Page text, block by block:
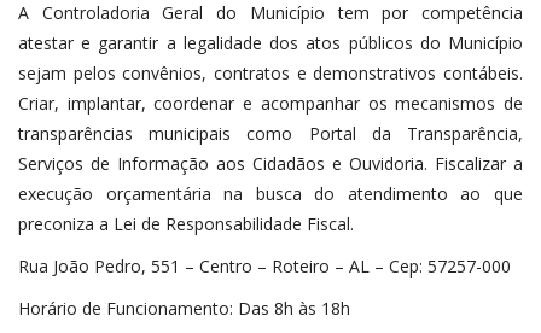
A Controladoria Geral do Município tem por competência
atestar e garantir a legalidade dos atos públicos do Município
sejam pelos convênios, contratos e demonstrativos contábeis.
Criar, implantar, coordenar e acompanhar os mecanismos de
transparências municipais como Portal da Transparência,
Serviços de Informação aos Cidadãos e Ouvidoria. Fiscalizar a
execução orçamentária na busca do atendimento ao que
preconiza a Lei de Responsabilidade Fiscal.
Rua João Pedro, 551 – Centro – Roteiro – AL – Cep: 57257-000
Horário de Funcionamento: Das 8h às 18h